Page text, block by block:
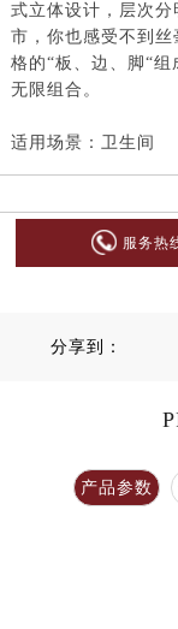
式立体设计，层次
市，你也感受不到
格的“板、边、脚“
无限组合。
适用场景：卫生间
服务热
分享到：
产品参数